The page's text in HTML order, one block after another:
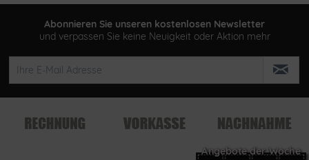
Abonnieren Sie unseren kostenlosen Newsletter
und verpassen Sie keine Neuigkeit oder Aktion mehr